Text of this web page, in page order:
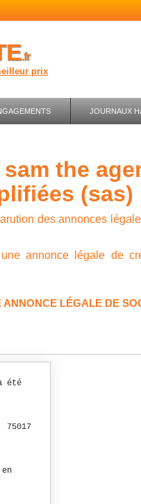
.fr
prix
JOURNAUX
(sas)
des annonces
annonce légale de
LÉGALE DE
été
75017